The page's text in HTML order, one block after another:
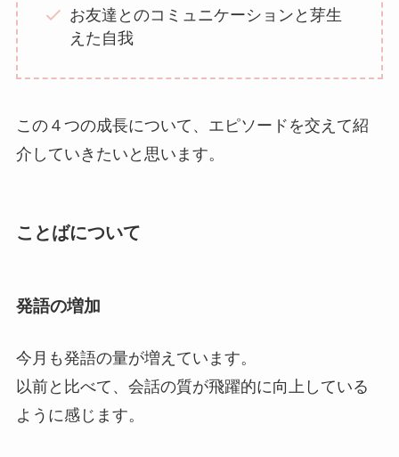
お友達とのコミュニケーションと芽生
えた自我
この４つの成長について、エピソードを交えて紹
介していきたいと思います。
ことばについて
発語の増加
今月も発語の量が増えています。
以前と比べて、会話の質が飛躍的に向上している
ように感じます。